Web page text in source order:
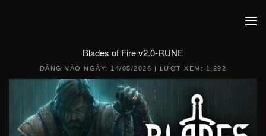
Blades of Fire v2.0-RUNE
ĐĂNG VÀO NGÀY: 14/05/2026 | LƯỢT XEM: 1,292